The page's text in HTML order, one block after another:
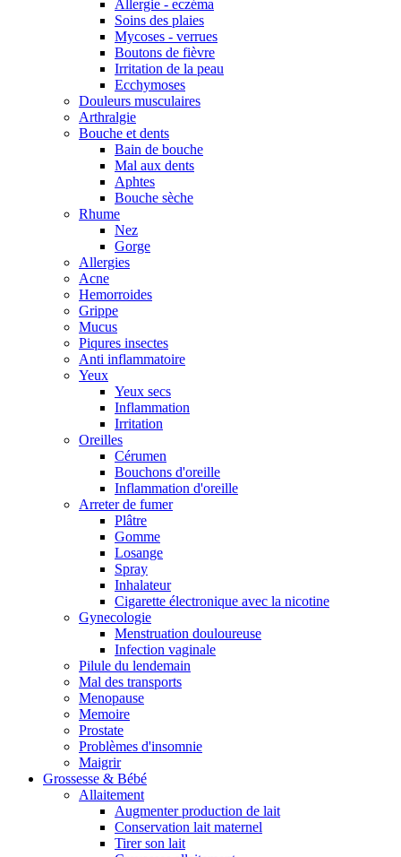
Allergie - eczéma
Soins des plaies
Mycoses - verrues
Boutons de fièvre
Irritation de la peau
Ecchymoses
Douleurs musculaires
Arthralgie
Bouche et dents
Bain de bouche
Mal aux dents
Aphtes
Bouche sèche
Rhume
Nez
Gorge
Allergies
Acne
Hemorroides
Grippe
Mucus
Piqures insectes
Anti inflammatoire
Yeux
Yeux secs
Inflammation
Irritation
Oreilles
Cérumen
Bouchons d'oreille
Inflammation d'oreille
Arreter de fumer
Plâtre
Gomme
Losange
Spray
Inhalateur
Cigarette électronique avec la nicotine
Gynecologie
Menstruation douloureuse
Infection vaginale
Pilule du lendemain
Mal des transports
Menopause
Memoire
Prostate
Problèmes d'insomnie
Maigrir
Grossesse & Bébé
Allaitement
Augmenter production de lait
Conservation lait maternel
Tirer son lait